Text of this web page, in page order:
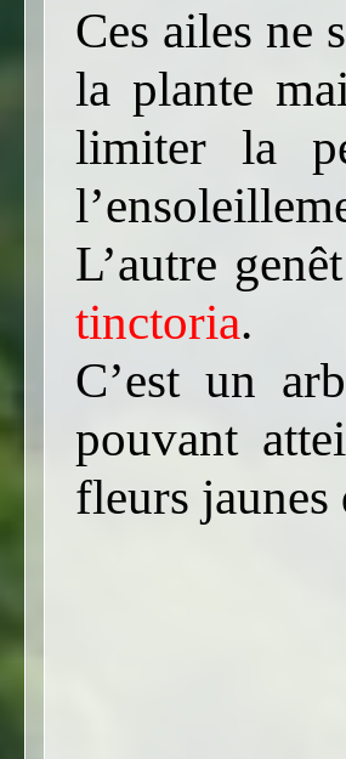
Ces ailes ne
la plante
limiter la
L’autre
tinctoria.
C’est un
pouvant
fleurs jaunes